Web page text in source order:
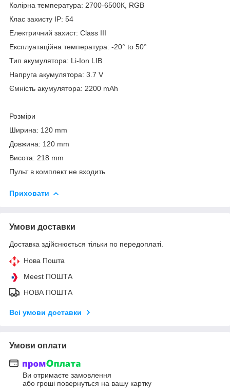
Колірна температура: 2700-6500К, RGB
Клас захисту IP: 54
Електричний захист: Class III
Експлуатаційна температура: -20° to 50°
Тип акумулятора: Li-Ion LIB
Напруга акумулятора: 3.7 V
Ємність акумулятора: 2200 mAh
Розміри
Ширина: 120 mm
Довжина: 120 mm
Висота: 218 mm
Пульт в комплект не входить
Приховати
Умови доставки
Доставка здійснюється тільки по передоплаті.
Нова Пошта
Meest ПОШТА
НОВА ПОШТА
Всі умови доставки
Умови оплати
Ви отримаєте замовлення
або гроші повернуться на вашу картку